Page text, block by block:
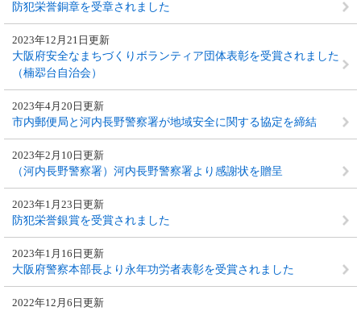
防犯栄誉銅章を受章されました
大阪府安全なまちづくりボランティア団体表彰を受賞されました
（楠翆台自治会）
2023年12月21日更新
市内郵便局と河内長野警察署が地域安全に関する協定を締結
2023年4月20日更新
（河内長野警察署）河内長野警察署より感謝状を贈呈
2023年2月10日更新
防犯栄誉銀賞を受賞されました
2023年1月23日更新
大阪府警察本部長より永年功労者表彰を受賞されました
2023年1月16日更新
2022年12月6日更新